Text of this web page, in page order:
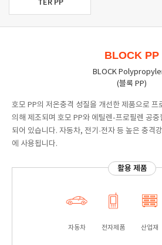
TER PP
BLOCK PP
BLOCK
(블록 PP)
호모 PP의 저온충격 성질을 개선한 제품으로 프
의해 제조되며 호모 PP와 에틸렌-프로필렌 공
되어 있습니다. 자동차, 전기·전자 등 높은 충격
에 사용됩니다.
활용 제품
자동차 전자제품 산업재